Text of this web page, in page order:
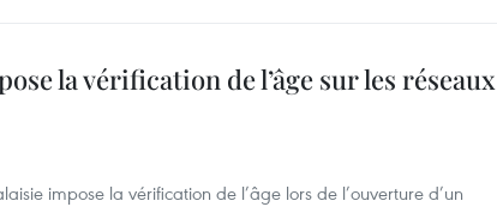
la vérification de l’âge sur les réseaux
impose la vérification de l’âge lors de l’ouverture d’un